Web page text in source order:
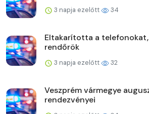
3 napja ezelőtt 34
Eltakarította a
rendőrök
3 napja ezelőtt 32
Veszprém vármegye
rendezvényei